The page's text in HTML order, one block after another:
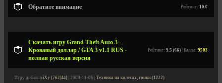
Обратите внимание Рейтинг: 10.0
Скачать игру Grand Theft Auto 3 -
Кровавый доллар / GTA 3 v1.1 RUS -
полная русская версия
Рейтинг: 9.5 (66) | Баллы: 9503
Игру добавил iXy [762|44] | 2009-11-06 | Техника на колесах, гонки (1222)